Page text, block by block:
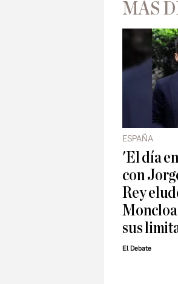
MÁS
ESPAÑA
'El día
con
Rey
sus
El Debate